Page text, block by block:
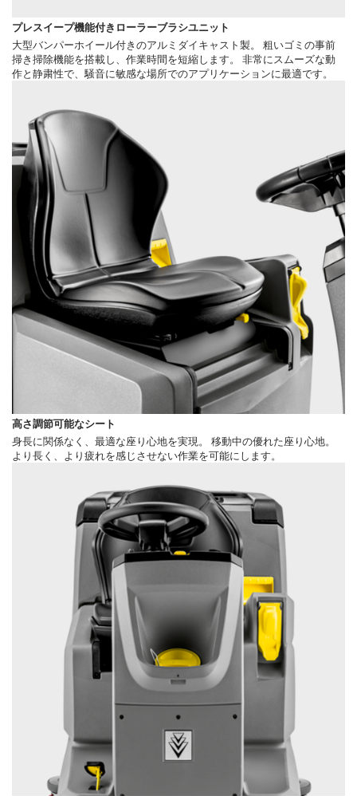
プレスイープ機能付きローラーブラシユニット
大型バンパーホイール付きのアルミダイキャスト製。 粗いゴミの事前
掃き掃除機能を搭載し、作業時間を短縮します。 非常にスムーズな動
作と静粛性で、騒音に敏感な場所でのアプリケーションに最適です。
高さ調節可能なシート
身長に関係なく、最適な座り心地を実現。 移動中の優れた座り心地。
より長く、より疲れを感じさせない作業を可能にします。